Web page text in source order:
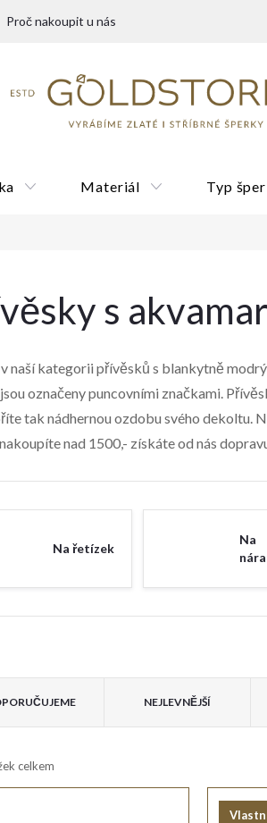
Proč nakoupit u nás
Materiál Typ
s
naší kategorii přívěsků s blankytně
označeny puncovními značkami.
tak nádhernou ozdobu svého dekoltu.
nad 1500,- získáte od nás
Na řetízek
Na
NEJLEVNĚJŠÍ
celkem